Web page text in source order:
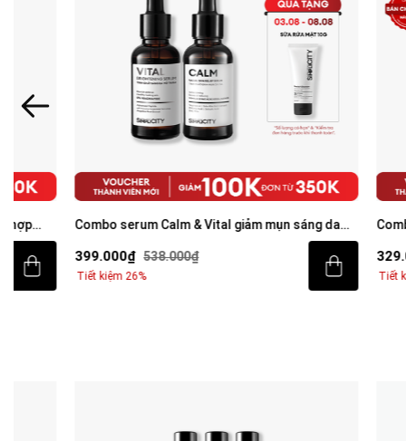
Combo serum Calm & Vital giảm mụn sáng da
mờ thâm cho nam BHA + Peptide + 5%
Niacinamide 30ml
399.000₫ 538.000₫
Tiết kiệm 26%
Combo
tiết kiệm: Sữa
329.000₫
Tiết kiệm 30%